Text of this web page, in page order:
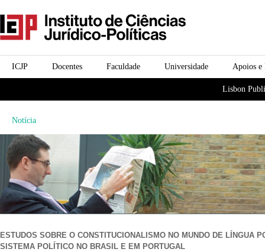
principal
icjp
menu-institucional Apoios e
Universidade
Faculdade
Docentes
ICJP
Lisbon
Notícia
ESTUDOS SOBRE O CONSTITUCIONALISMO NO MUNDO DE LÍNGUA
SISTEMA POLÍTICO NO BRASIL E EM PORTUGAL